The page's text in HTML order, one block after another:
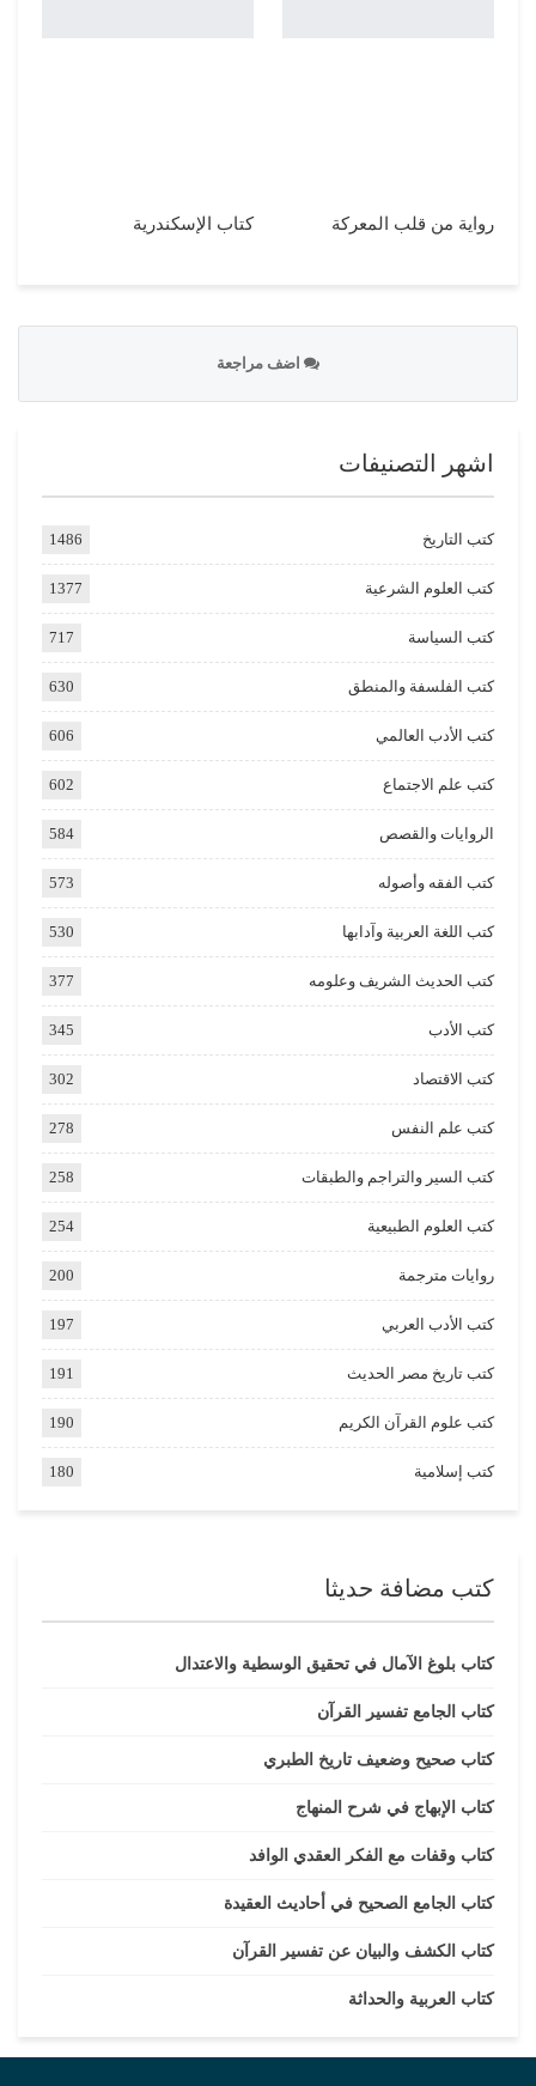
رواية من قلب المعركة كتاب الإسكندرية
اضف مراجعة
اشهر التصنيفات
كتب التاريخ 1486
كتب العلوم الشرعية 1377
كتب السياسة 717
كتب الفلسفة والمنطق 630
كتب الأدب العالمي 606
كتب علم الاجتماع 602
الروايات والقصص 584
كتب الفقه وأصوله 573
كتب اللغة العربية وآدابها 530
كتب الحديث الشريف وعلومه 377
كتب الأدب 345
كتب الاقتصاد 302
كتب علم النفس 278
كتب السير والتراجم والطبقات 258
كتب العلوم الطبيعية 254
روايات مترجمة 200
كتب الأدب العربي 197
كتب تاريخ مصر الحديث 191
كتب علوم القرآن الكريم 190
كتب إسلامية 180
كتب مضافة حديثا
كتاب بلوغ الآمال في تحقيق الوسطية والاعتدال
كتاب الجامع تفسير القرآن
كتاب صحيح وضعيف تاريخ الطبري
كتاب الإبهاج في شرح المنهاج
كتاب وقفات مع الفكر العقدي الوافد
كتاب الجامع الصحيح في أحاديث العقيدة
كتاب الكشف والبيان عن تفسير القرآن
كتاب العربية والحداثة